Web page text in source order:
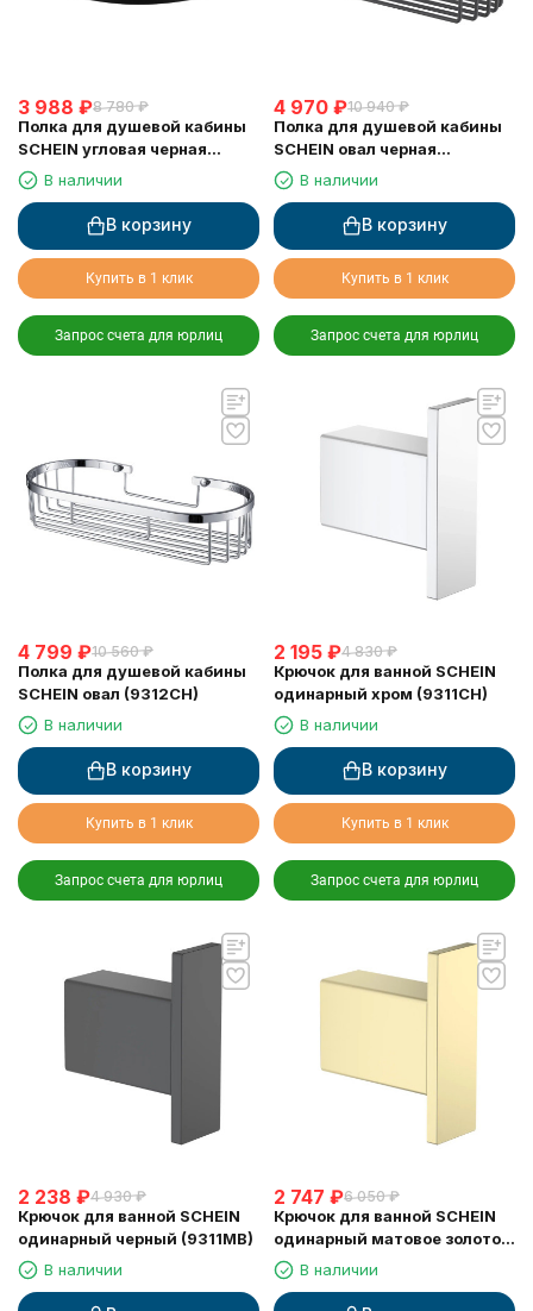
3 988 ₽8 780 ₽
Полка для душевой кабины
SCHEIN угловая черная
(9326MB)
В наличии
В корзину
Купить в 1 клик
Запрос счета для юрлиц
4 970 ₽10 940 ₽
Полка для душевой кабины
SCHEIN овал черная
(9312MB)
В наличии
В корзину
Купить в 1 клик
Запрос счета для юрлиц
4 799 ₽10 560 ₽
Полка для душевой кабины
SCHEIN овал (9312CH)
В наличии
В корзину
Купить в 1 клик
Запрос счета для юрлиц
2 195 ₽4 830 ₽
Крючок для ванной SCHEIN
одинарный хром (9311CH)
В наличии
В корзину
Купить в 1 клик
Запрос счета для юрлиц
2 238 ₽4 930 ₽
Крючок для ванной SCHEIN
одинарный черный (9311MB)
В наличии
2 747 ₽6 050 ₽
Крючок для ванной SCHEIN
одинарный матовое золото
(9311BG)
В наличии